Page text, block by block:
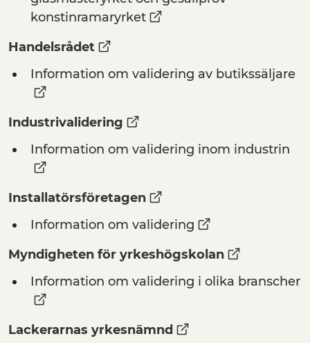
konstinramaryrket
Handelsrådet
Information om validering av butikssäljare
Industrivalidering
Information om validering inom industrin
Installatörsföretagen
Information om validering
Myndigheten för yrkeshögskolan
Information om validering i olika branscher
Lackerarnas yrkesnämnd